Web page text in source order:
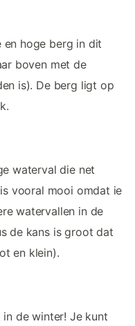
en hoge berg in dit
boven met de
is). De berg ligt op
waterval die net
vooral mooi omdat ie
watervallen in de
de kans is groot dat
en klein).
de winter! Je kunt